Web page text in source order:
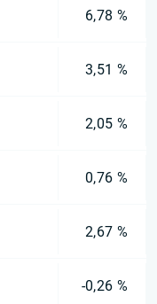
6,78 %
3,51 %
2,05 %
0,76 %
2,67 %
-0,26 %